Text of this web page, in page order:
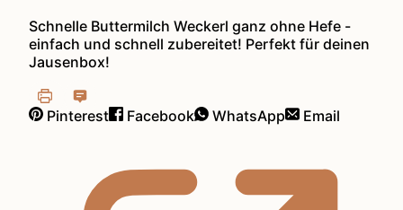
Schnelle Buttermilch Weckerl ganz ohne Hefe -
einfach und schnell zubereitet! Perfekt für deinen
Jausenbox!
Pinterest Facebook WhatsApp Email